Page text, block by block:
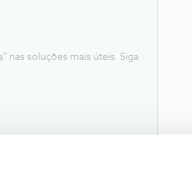
nas soluções mais úteis. Siga